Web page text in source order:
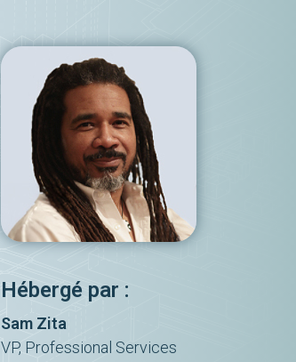
Hébergé par :
Sam Zita
VP, Professional Services